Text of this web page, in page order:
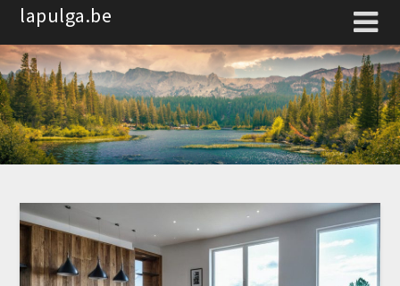
Spring
de
inhoud
lapulga.be